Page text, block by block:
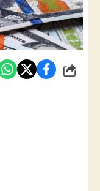
شارك